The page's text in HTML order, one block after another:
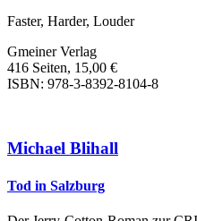
Faster, Harder, Louder
Gmeiner Verlag
416 Seiten, 15,00 €
ISBN: 978-3-8392-8104-8
Michael Blihall
Tod in Salzburg